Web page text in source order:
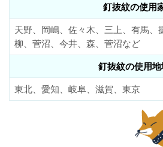
釘抜紋の使用
天野、岡嶋、佐々木、三上、有馬、
柳、菅沼、今井、森、菅沼など
釘抜紋の使用
東北、愛知、岐阜、滋賀、東京